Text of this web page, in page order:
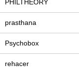
PHILTHEORY
prasthana
Psychobox
rehacer